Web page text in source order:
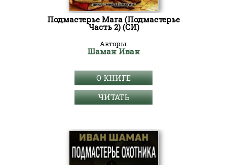
Подмастерье Мага (Подмастерье
Часть 2) (СИ)
Авторы:
Шаман Иван
О КНИГЕ
ЧИТАТЬ